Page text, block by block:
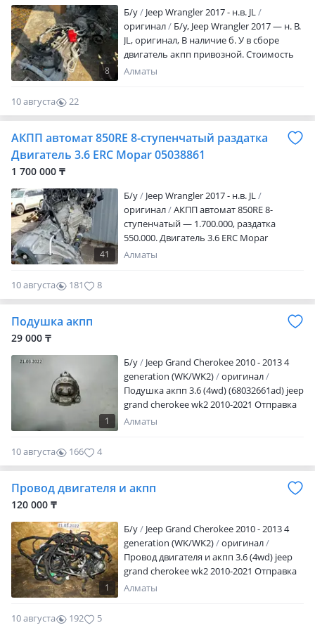
8
Б/y
Jeep Wrangler 2017 - н.в. JL
оригинал
Б/у, Jeep Wrangler 2017 — н. В.
JL, оригинал, В наличие б. У в сборе
двигатель акпп привозной. Стоимость
уточните
Алматы
10 августа
22
0
АКПП автомат 850RE 8-ступенчатый раздатка
Двигатель 3.6 ERC Mopar 05038861
1 700 000 ₸
41
Б/y
Jeep Wrangler 2017 - н.в. JL
оригинал
АКПП автомат 850RE 8-
ступенчатый — 1.700.000, раздатка
550.000. Двигатель 3.6 ERC Mopar
(05038861BA) Dual VVL пробег 1.000миль
Unlimited, Grand Cherokee. Запчасть из
Алматы
10 августа 181 8
Подушка акпп
29 000 ₸
1
Б/y
Jeep Grand Cherokee 2010 - 2013 4
generation (WK/WK2)
оригинал
Подушка акпп 3.6 (4wd) (68032661ad) jeep
grand cherokee wk2 2010-2021 Отправка
по РК. Актуальные цены и наличие
Алматы
10 августа 166 4
Провод двигателя и акпп
120 000 ₸
1
Б/y
Jeep Grand Cherokee 2010 - 2013 4
generation (WK/WK2)
оригинал
Провод двигателя и акпп 3.6 (4wd) jeep
grand cherokee wk2 2010-2021 Отправка
по РК. Актуальные цены и наличие
Алматы
10 августа 192 5